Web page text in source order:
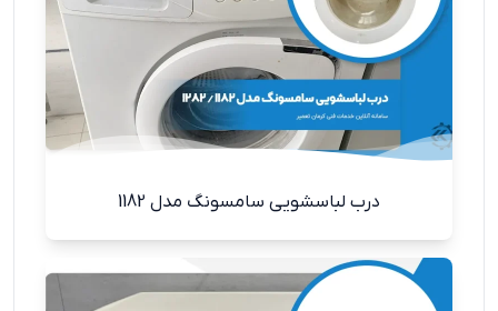
درب لباسشویی سامسونگ مدل 1182